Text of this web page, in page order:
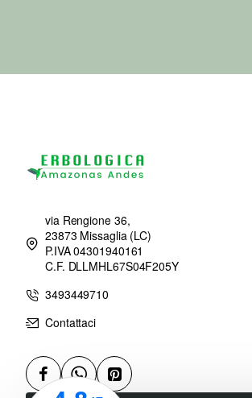
via Rengione 36,
23873 Missaglia (LC)
P.IVA 04301940161
C.F. DLLMHL67S04F205Y
3493449710
Contattaci